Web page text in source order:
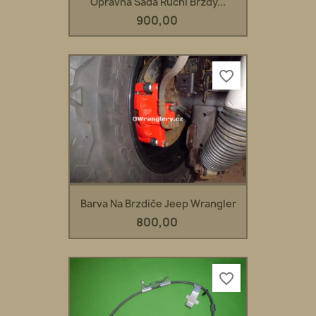
900,00
Barva Na Brzdiče Jeep Wrangler
800,00
favorite_border
favorite_border